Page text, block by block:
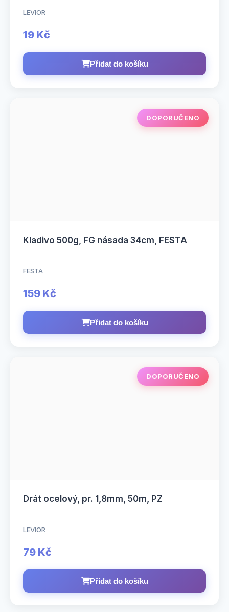
LEVIOR
19 Kč
Přidat do košíku
DOPORUČENO
Kladivo 500g, FG násada 34cm, FESTA
FESTA
159 Kč
Přidat do košíku
DOPORUČENO
Drát ocelový, pr. 1,8mm, 50m, PZ
LEVIOR
79 Kč
Přidat do košíku